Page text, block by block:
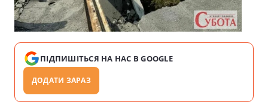
ПІДПИШІТЬСЯ НА НАС В GOOGLE
ДОДАТИ ЗАРАЗ